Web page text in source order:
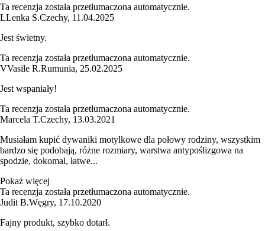
Ta recenzja została przetłumaczona automatycznie.
LLenka S.Czechy, 11.04.2025
Jest świetny.
Ta recenzja została przetłumaczona automatycznie.
VVasile R.Rumunia, 25.02.2025
Jest wspaniały!
Ta recenzja została przetłumaczona automatycznie.
Marcela T.Czechy, 13.03.2021
Musiałam kupić dywaniki motylkowe dla połowy rodziny, wszystkim
bardzo się podobają, różne rozmiary, warstwa antypoślizgowa na
spodzie, dokomal, łatwe...
Pokaż więcej
Ta recenzja została przetłumaczona automatycznie.
Judit B.Węgry, 17.10.2020
Fajny produkt, szybko dotarł.